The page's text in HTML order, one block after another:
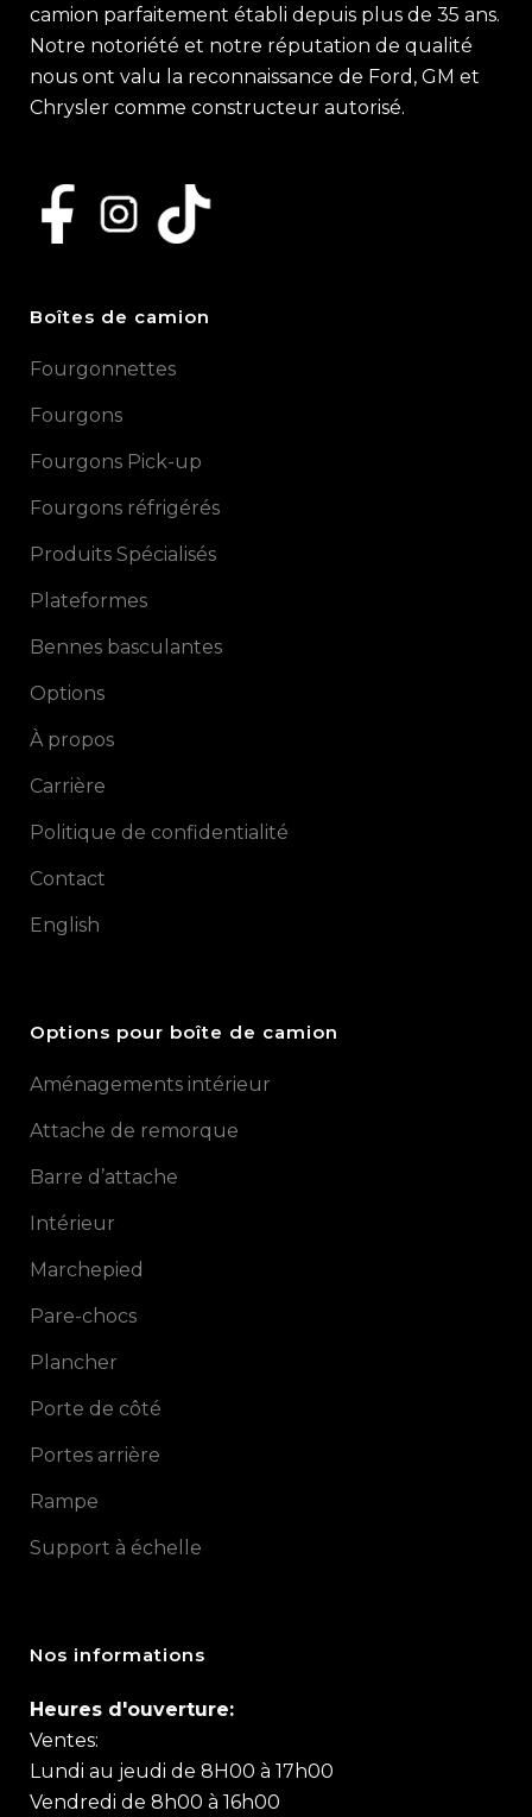
camion parfaitement établi depuis plus de 35 ans.
Notre notoriété et notre réputation de qualité
nous ont valu la reconnaissance de Ford, GM et
Chrysler comme constructeur autorisé.
Boîtes de camion
Fourgonnettes
Fourgons
Fourgons Pick-up
Fourgons réfrigérés
Produits Spécialisés
Plateformes
Bennes basculantes
Options
À propos
Carrière
Politique de confidentialité
Contact
English
Options pour boîte de camion
Aménagements intérieur
Attache de remorque
Barre d’attache
Intérieur
Marchepied
Pare-chocs
Plancher
Porte de côté
Portes arrière
Rampe
Support à échelle
Nos informations
Heures d'ouverture:
Ventes:
Lundi au jeudi de 8H00 à 17h00
Vendredi de 8h00 à 16h00